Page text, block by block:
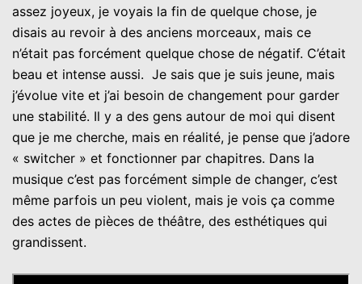
assez joyeux, je voyais la fin de quelque chose, je
disais au revoir à des anciens morceaux, mais ce
n’était pas forcément quelque chose de négatif. C’était
beau et intense aussi. Je sais que je suis jeune, mais
j’évolue vite et j’ai besoin de changement pour garder
une stabilité. Il y a des gens autour de moi qui disent
que je me cherche, mais en réalité, je pense que j’adore
« switcher » et fonctionner par chapitres. Dans la
musique c’est pas forcément simple de changer, c’est
même parfois un peu violent, mais je vois ça comme
des actes de pièces de théâtre, des esthétiques qui
grandissent.